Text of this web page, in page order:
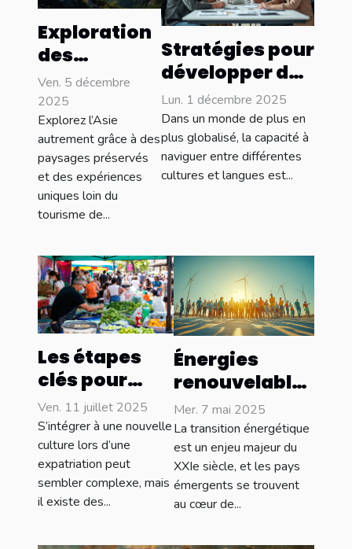
Exploration
des
paysages
préservés
d'Asie : une
aventure en
dehors des
sentiers
battus
Ven. 5 décembre
2025
Explorez l’Asie
autrement grâce à des
paysages préservés
et des expériences
uniques loin du
tourisme de...
Stratégies pour
développer des
compétences
interculturelles
dans un
environnement
multilingue
Lun. 1 décembre 2025
Dans un monde de plus en
plus globalisé, la capacité à
naviguer entre différentes
cultures et langues est...
Les étapes
clés pour
intégrer
facilement la
culture locale
lors d'une
expatriation
Ven. 11 juillet 2025
S’intégrer à une nouvelle
culture lors d’une
expatriation peut
sembler complexe, mais
il existe des...
Énergies
renouvelables
dans les pays
émergents
opportunités
et défis pour
l'avenir
Mer. 7 mai 2025
La transition énergétique
est un enjeu majeur du
XXIe siècle, et les pays
émergents se trouvent
au cœur de...